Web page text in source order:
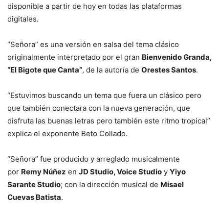
disponible a partir de hoy en todas las plataformas
digitales.
“Señora” es una versión en salsa del tema clásico
originalmente interpretado por el gran Bienvenido Granda,
“El Bigote que Canta”, de la autoría de Orestes Santos.
“Estuvimos buscando un tema que fuera un clásico pero
que también conectara con la nueva generación, que
disfruta las buenas letras pero también este ritmo tropical”
explica el exponente Beto Collado.
“Señora” fue producido y arreglado musicalmente
por Remy Núñez en JD Studio, Voice Studio y Yiyo
Sarante Studio; con la dirección musical de Misael
Cuevas Batista.